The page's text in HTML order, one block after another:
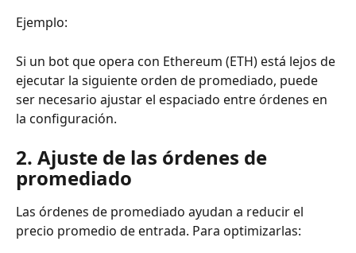
Ejemplo:
Si un bot que opera con Ethereum (ETH) está lejos de
ejecutar la siguiente orden de promediado, puede
ser necesario ajustar el espaciado entre órdenes en
la configuración.
2. Ajuste de las órdenes de
promediado
Las órdenes de promediado ayudan a reducir el
precio promedio de entrada. Para optimizarlas: